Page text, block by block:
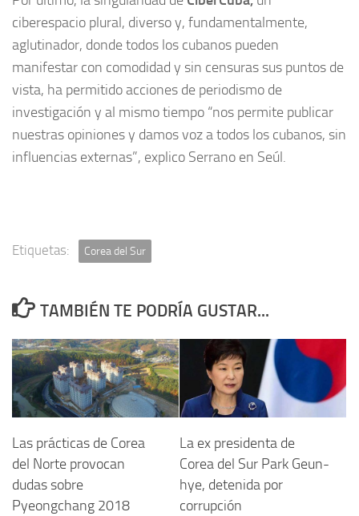
ciberespacio plural, diverso y, fundamentalmente,
aglutinador, donde todos los cubanos pueden
manifestar con comodidad y sin censuras sus puntos de
vista, ha permitido acciones de periodismo de
investigación y al mismo tiempo “nos permite publicar
nuestras opiniones y damos voz a todos los cubanos, sin
influencias externas”, explico Serrano en Seúl.
Etiquetas: Corea del Sur
TAMBIÉN TE PODRÍA GUSTAR...
Las prácticas de Corea
del Norte provocan
dudas sobre
Pyeongchang 2018
La ex presidenta de
Corea del Sur Park Geun-
hye, detenida por
corrupción